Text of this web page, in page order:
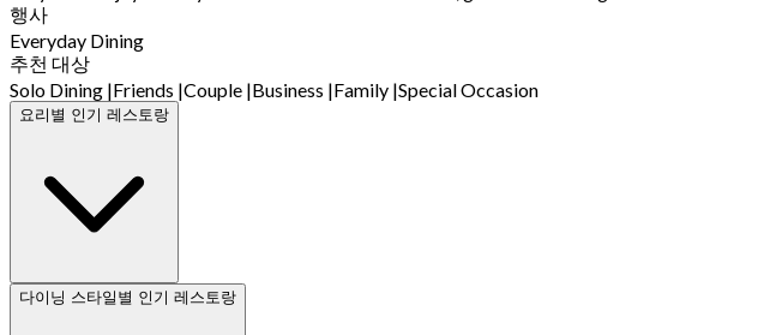
행사
Everyday Dining
추천 대상
Solo Dining |Friends |Couple |Business |Family |Special Occasion
요리별 인기 레스토랑
다이닝 스타일별 인기 레스토랑